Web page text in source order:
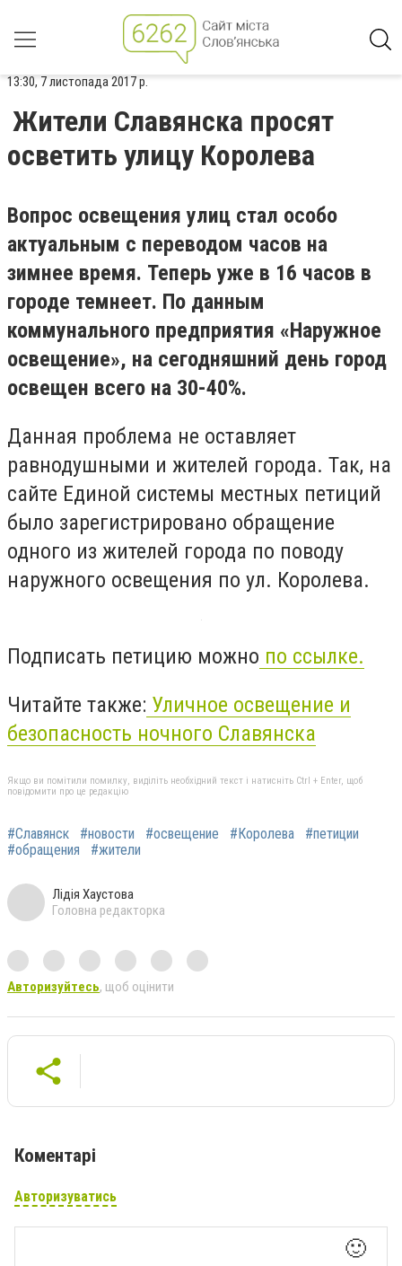
13:30, 7 листопада 2017 р.
Жители Славянска просят
осветить улицу Королева
Вопрос освещения улиц стал особо
актуальным с переводом часов на
зимнее время. Теперь уже в 16 часов в
городе темнеет. По данным
коммунального предприятия «Наружное
освещение», на сегодняшний день город
освещен всего на 30-40%.
Данная проблема не оставляет
равнодушными и жителей города. Так, на
сайте Единой системы местных петиций
было зарегистрировано обращение
одного из жителей города по поводу
наружного освещения по ул. Королева.
Подписать петицию можно по ссылке.
Читайте также: Уличное освещение и
безопасность ночного Славянска
Якщо ви помітили помилку, виділіть необхідний текст і натисніть Ctrl + Enter, щоб
повідомити про це редакцію
#Славянск #новости #освещение #Королева
#петиции
#обращения
#жители
Лідія Хаустова
Головна редакторка
Авторизуйтесь, щоб оцінити
Коментарі
Авторизуватись
🙂